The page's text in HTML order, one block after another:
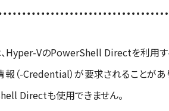
Hyper-VのPowerShell Directを利用
報（-Credential）が要求されることがあ
Directも使用できません。